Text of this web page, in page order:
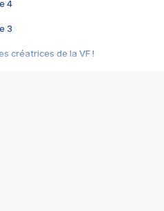
4
3
créatrices de la VF !